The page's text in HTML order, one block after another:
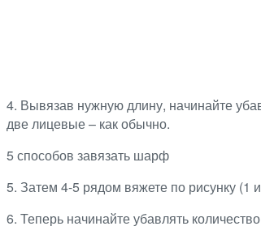
4. Вывязав нужную длину, начинайте
две лицевые – как обычно.
5 способов завязать шарф
5. Затем 4-5 рядом вяжете по рисунку (1
6. Теперь начинайте убавлять